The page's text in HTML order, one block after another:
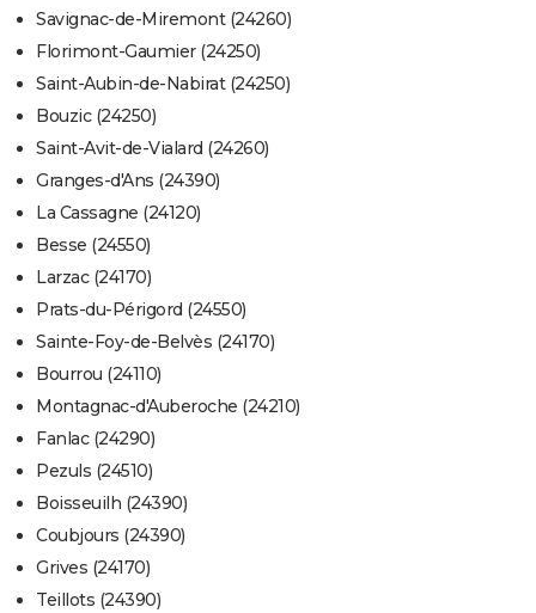
Savignac-de-Miremont (24260)
Florimont-Gaumier (24250)
Saint-Aubin-de-Nabirat (24250)
Bouzic (24250)
Saint-Avit-de-Vialard (24260)
Granges-d'Ans (24390)
La Cassagne (24120)
Besse (24550)
Larzac (24170)
Prats-du-Périgord (24550)
Sainte-Foy-de-Belvès (24170)
Bourrou (24110)
Montagnac-d'Auberoche (24210)
Fanlac (24290)
Pezuls (24510)
Boisseuilh (24390)
Coubjours (24390)
Grives (24170)
Teillots (24390)